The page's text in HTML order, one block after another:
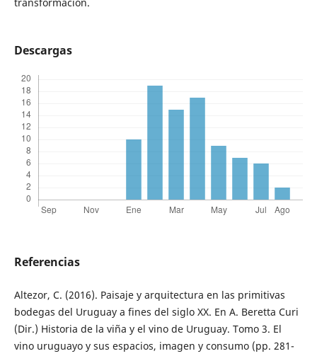
Descargas
Referencias
Altezor, C. (2016). Paisaje y arquitectura en las primitivas
bodegas del Uruguay a fines del siglo XX. En A. Beretta Curi
(Dir.) Historia de la viña y el vino de Uruguay. Tomo 3. El
vino uruguayo y sus espacios, imagen y consumo (pp. 281-